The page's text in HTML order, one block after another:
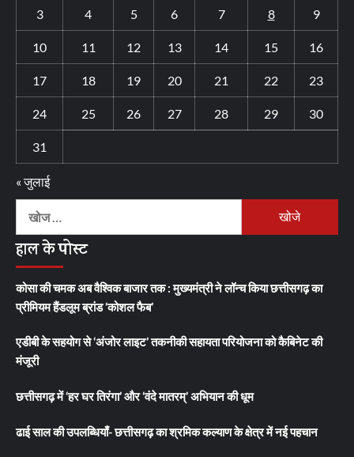
3 4 5 6 7 8 9
10 11 12 13 14 15 16
17 18 19 20 21 22 23
24 25 26 27 28 29 30
31
« जुलाई
निम्न
खोजें:
हाल के पोस्ट
कोसा की चमक अब वैश्विक बाजार तक : मुख्यमंत्री ने लॉन्च किया छत्तीसगढ़ का
प्रीमियम हैंडलूम ब्रांड ‘कोशल फैब’
एडीबी के सहयोग से ‘अंजोर लाइट’ तकनीकी सहायता परियोजना को कैबिनेट की
मंजूरी
छत्तीसगढ़ में ‘हर घर तिरंगा’ और ‘वंदे मातरम्’ अभियान की धूम
ढाई साल की उपलब्धियाँ- छत्तीसगढ़ का श्रमिक कल्याण के क्षेत्र में नई पहचान